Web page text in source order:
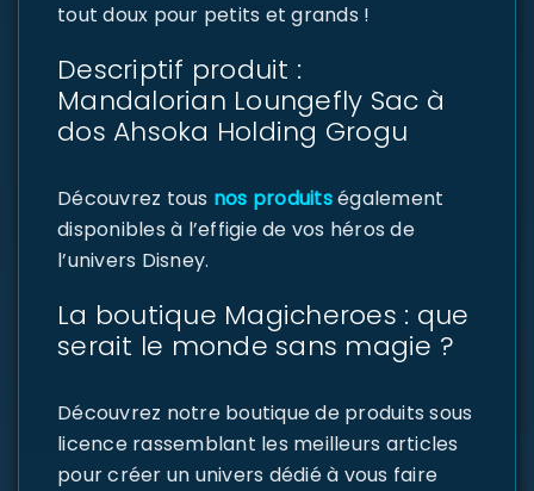
tout doux pour petits et grands !
Descriptif produit :
Mandalorian Loungefly Sac à
dos Ahsoka Holding Grogu
Découvrez tous nos produitségalement
disponibles à l’effigie de vos héros de
l’univers Disney.
La boutique Magicheroes : que
serait le monde sans magie ?
Découvrez notre boutique de produits sous
licence rassemblant les meilleurs articles
pour créer un univers dédié à vous faire